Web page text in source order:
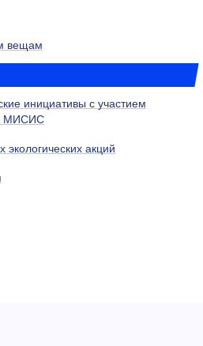
вещам
инициативы с участием
МИСИС
акций